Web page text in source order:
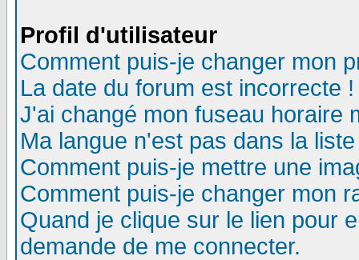
Profil d'utilisateur
Comment puis-je changer mon
La date du forum est incorrecte !
J'ai changé mon fuseau horaire
Ma langue n'est pas dans la
Comment puis-je mettre une
Comment puis-je changer mon
Quand je clique sur le lien pour
demande de me connecter.